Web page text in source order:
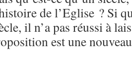
de l’Eglise ? Si
il n’a pas réussi à
est une